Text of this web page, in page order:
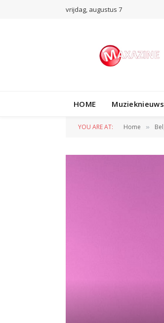
vrijdag, augustus 7
HOME Muzieknieuws
YOU ARE AT: Home »